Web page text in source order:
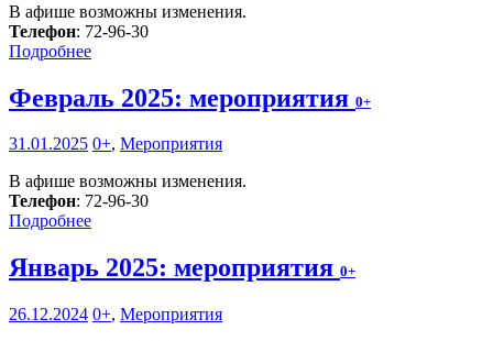
В афише возможны изменения.
Телефон: 72-96-30
Подробнее
Февраль 2025: мероприятия 0+
31.01.2025 0+, Мероприятия
В афише возможны изменения.
Телефон: 72-96-30
Подробнее
Январь 2025: мероприятия 0+
26.12.2024 0+, Мероприятия